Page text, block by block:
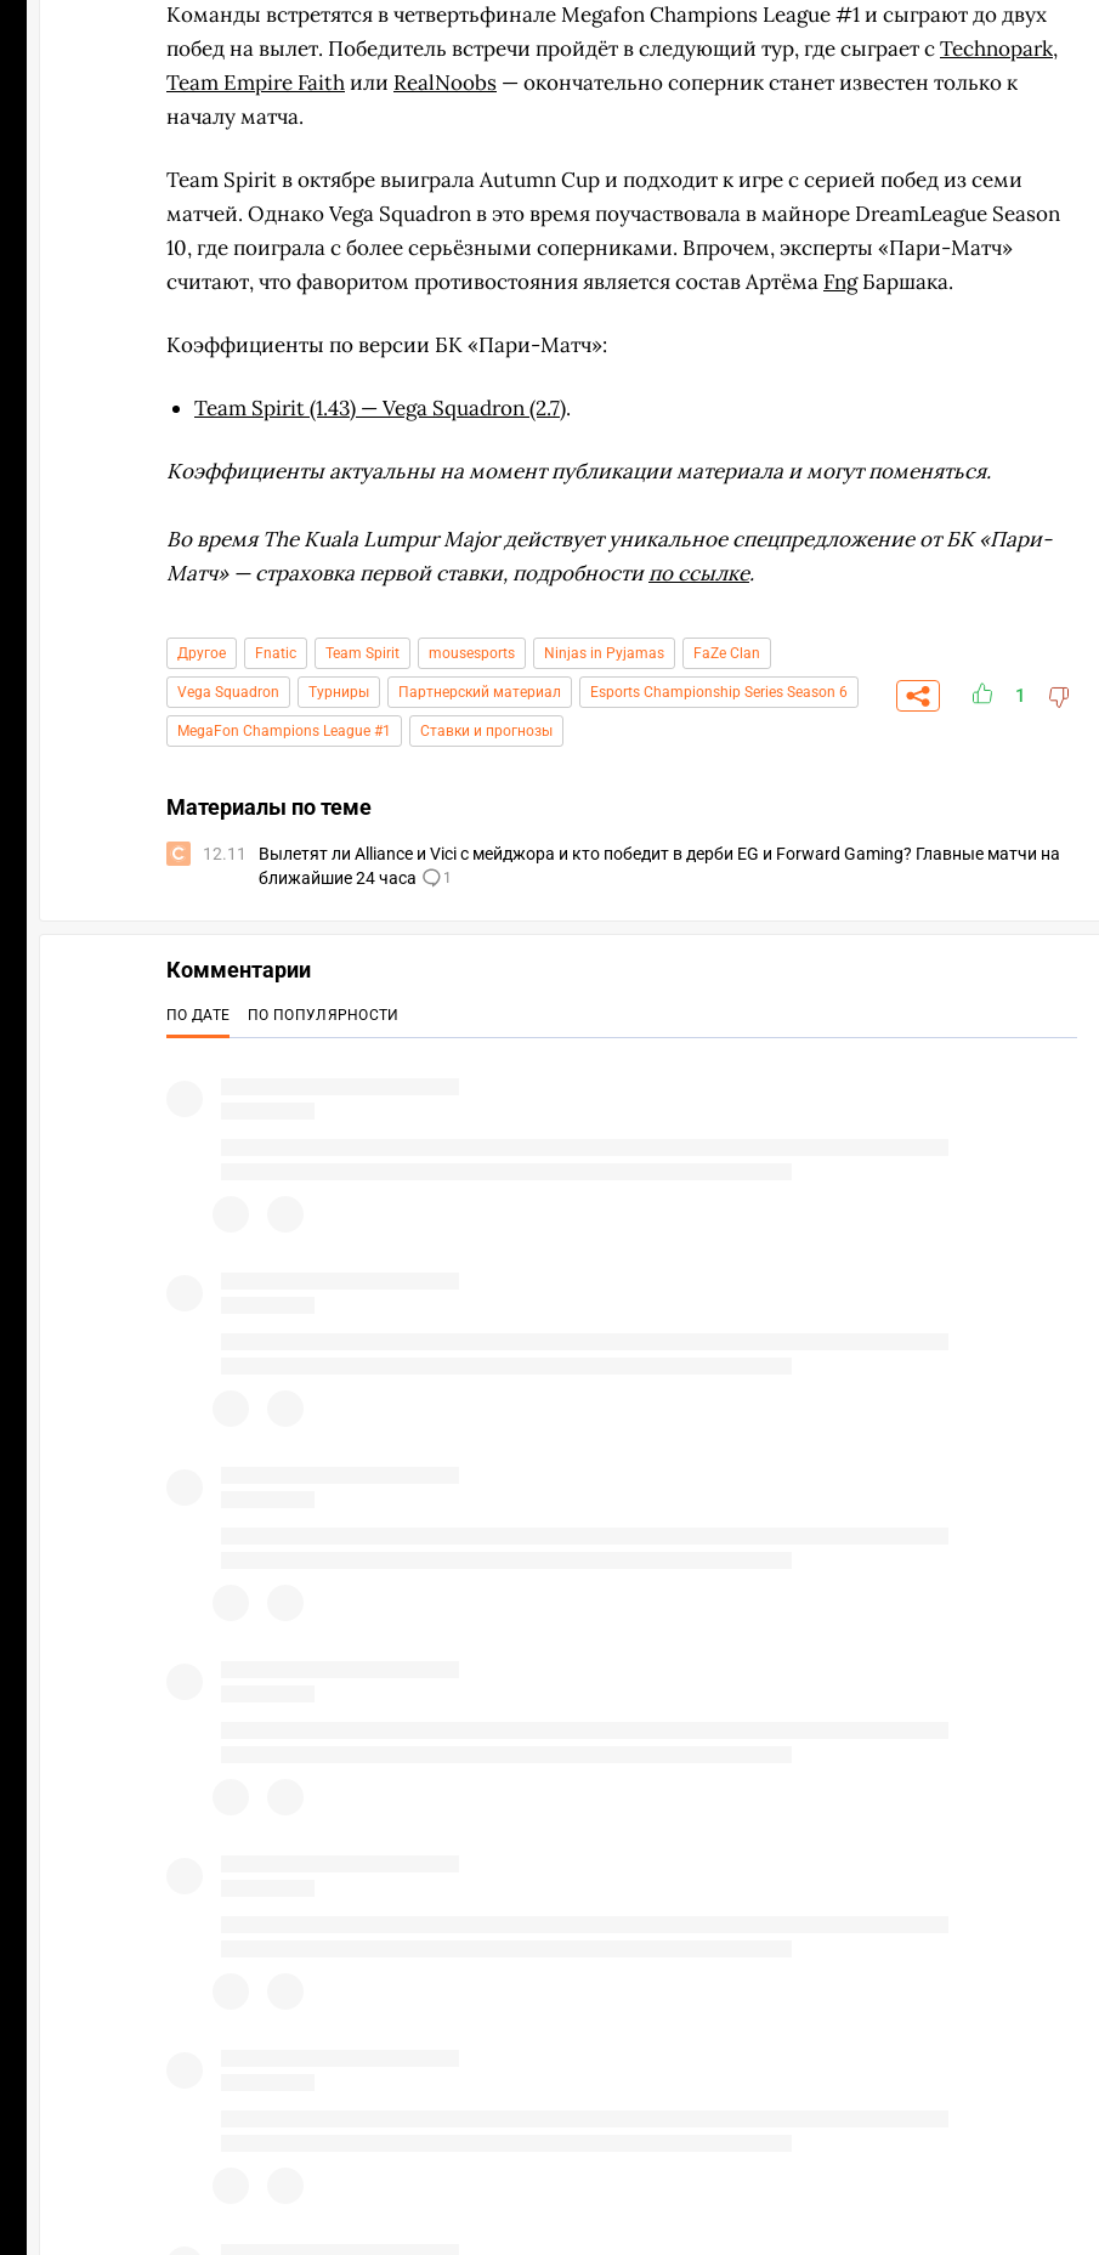
Команды встретятся в четвертьфинале Megafon Champions League #1 и сыграют до двух
побед на вылет. Победитель встречи пройдёт в следующий тур, где сыграет сTechnopark,
Team Empire Faithили RealNoobs — окончательно соперник станет известен только к
началу матча.
Team Spirit в октябре выиграла Autumn Cup и подходит к игре с серией побед из семи
матчей. Однако Vega Squadron в это время поучаствовала в майноре DreamLeague Season
10, где поиграла с более серьёзными соперниками. Впрочем, эксперты «Пари-Матч»
считают, что фаворитом противостояния является состав Артёма FngБаршака.
Коэффициенты по версии БК «Пари-Матч»:
Team Spirit (1.43) —Vega Squadron (2.7).
Коэффициенты актуальны на момент публикации материала и могут поменяться.
Во время The Kuala Lumpur Major действует уникальное спецпредложение от БК «Пари-
Матч» — страховка первой ставки, подробностипо ссылке.
Другое Fnatic Team Spirit mousesports Ninjas in Pyjamas FaZe Clan
Vega Squadron Турниры Партнерский материал Esports Championship Series Season 6
MegaFon Champions League #1 Ставки и прогнозы
1
Материалы по теме
12.11
Вылетят ли Alliance и Vici с мейджора и кто победит в дерби EG и Forward Gaming? Главные матчи на
ближайшие 24 часа
1
Комментарии
ПО ДАТЕ ПО ПОПУЛЯРНОСТИ